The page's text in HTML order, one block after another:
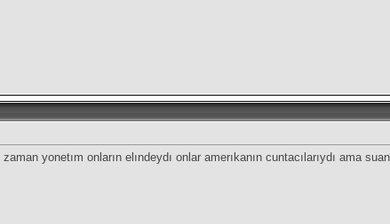
yonetım onların elındeydı onlar amerıkanın cuntacılarıydı ama